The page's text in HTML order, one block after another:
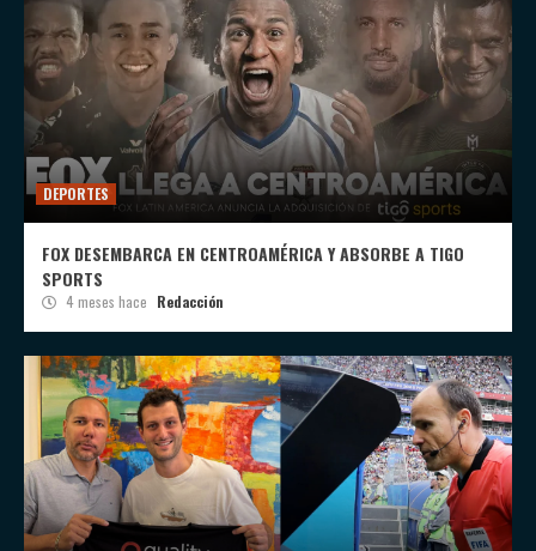
DEPORTES
FOX DESEMBARCA EN CENTROAMÉRICA Y ABSORBE A TIGO
SPORTS
4 meses hace Redacción